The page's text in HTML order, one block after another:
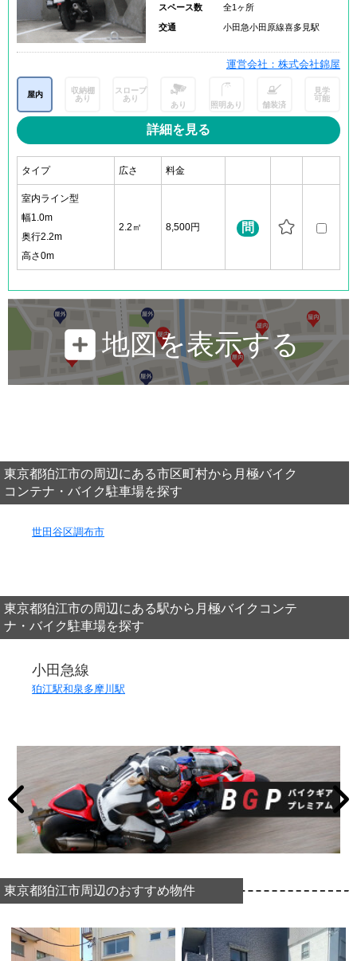
スペース数 全1ヶ所
交通 小田急小田原線喜多見駅
運営会社：株式会社錦屋
屋内
収納棚
あり
スロープ
あり
あり 照明あり 舗装済
見学
可能
詳細を見る
タイプ 広さ 料金
室内ライン型
幅1.0m
奥行2.2m
高さ0m
2.2㎡ 8,500円 問
地図を表示する
東京都狛江市の周辺にある市区町村から月極バイク
コンテナ・バイク駐車場を探す
世田谷区調布市
東京都狛江市の周辺にある駅から月極バイクコンテ
ナ・バイク駐車場を探す
小田急線
狛江駅和泉多摩川駅
東京都狛江市周辺のおすすめ物件